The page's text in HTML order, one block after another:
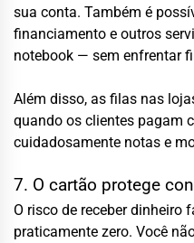
sua conta. Também é
financiamento e outros
notebook — sem enfrentar
Além disso, as filas nas
quando os clientes pagam
cuidadosamente notas e
7. O cartão protege
O risco de receber dinheiro
praticamente zero. Você